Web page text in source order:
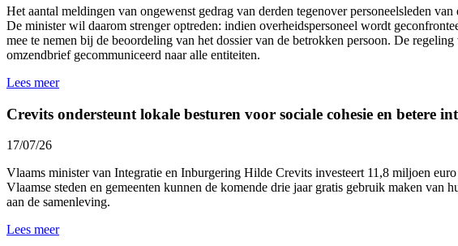
Het aantal meldingen van ongewenst gedrag van derden tegenover personeelsleden
De minister wil daarom strenger optreden: indien overheidspersoneel wordt
mee te nemen bij de beoordeling van het dossier van de betrokken persoon. De
omzendbrief gecommuniceerd naar alle entiteiten.
Lees meer
Crevits ondersteunt lokale besturen voor sociale cohesie en betere
17/07/26
Vlaams minister van Integratie en Inburgering Hilde Crevits investeert 11,8 miljoen
Vlaamse steden en gemeenten kunnen de komende drie jaar gratis gebruik maken
aan de samenleving.
Lees meer